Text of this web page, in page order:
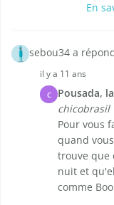
En
sebou34 a
il y a 11 ans
C Pousada,
chicobrasil
Pour vous
quand
trouve que
nuit et
comme